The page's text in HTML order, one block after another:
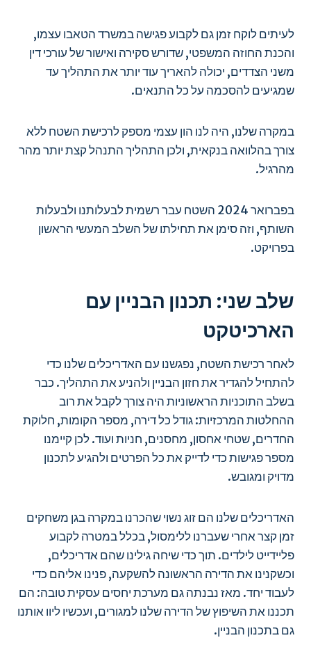
לעיתים לוקח זמן גם לקבוע פגישה במשרד הטאבו עצמו,
והכנת החוזה המשפטי, שדורש סקירה ואישור של עורכי דין
משני הצדדים, יכולה להאריך עוד יותר את התהליך עד
שמגיעים להסכמה על כל התנאים.
במקרה שלנו, היה לנו הון עצמי מספק לרכישת השטח ללא
צורך בהלוואה בנקאית, ולכן התהליך התנהל קצת יותר מהר
מהרגיל.
בפברואר 2024 השטח עבר רשמית לבעלותנו ולבעלות
השותף, וזה סימן את תחילתו של השלב המעשי הראשון
בפרויקט.
שלב שני: תכנון הבניין עם
הארכיטקט
לאחר רכישת השטח, נפגשנו עם האדריכלים שלנו כדי
להתחיל להגדיר את חזון הבניין ולהניע את התהליך. כבר
בשלב התוכניות הראשוניות היה צורך לקבל את רוב
ההחלטות המרכזיות: גודל כל דירה, מספר הקומות, חלוקת
החדרים, שטחי אחסון, מחסנים, חניות ועוד. לכן קיימנו
מספר פגישות כדי לדייק את כל הפרטים ולהגיע לתכנון
מדויק ומגובש.
האדריכלים שלנו הם זוג נשוי שהכרנו במקרה בגן משחקים
זמן קצר אחרי שעברנו ללימסול, בכלל במטרה לקבוע
פליידייט לילדים. תוך כדי שיחה גילינו שהם אדריכלים,
וכשקנינו את הדירה הראשונה להשקעה, פנינו אליהם כדי
לעבוד יחד. מאז נבנתה גם מערכת יחסים עסקית טובה: הם
תכננו את השיפוץ של הדירה שלנו למגורים, ועכשיו ליוו אותנו
גם בתכנון הבניין.